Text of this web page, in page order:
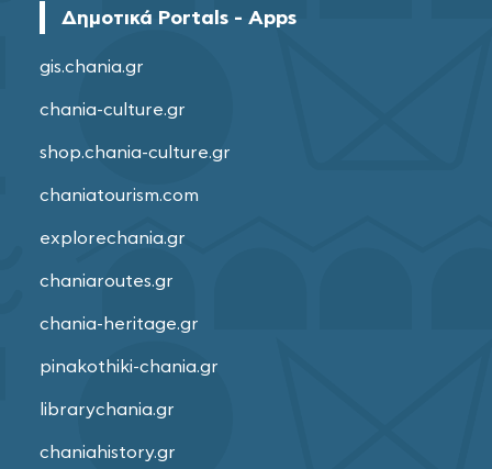
Δημοτικά Portals - Apps
gis.chania.gr
chania-culture.gr
shop.chania-culture.gr
chaniatourism.com
explorechania.gr
chaniaroutes.gr
chania-heritage.gr
pinakothiki-chania.gr
librarychania.gr
chaniahistory.gr